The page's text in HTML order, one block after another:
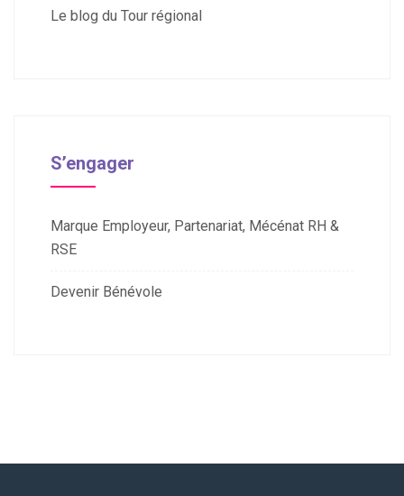
Le blog du Tour régional
S’engager
Marque Employeur, Partenariat, Mécénat RH &
RSE
Devenir Bénévole